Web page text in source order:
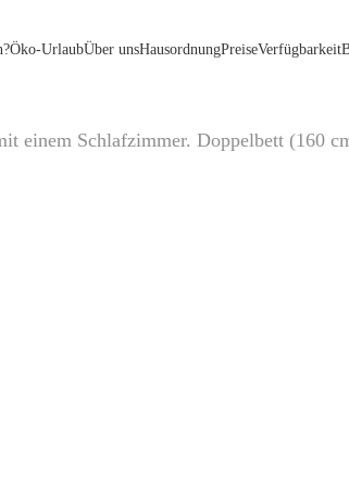
Öko-UrlaubÜber unsHausordnungPreiseVerfügbarkeit
einem Schlafzimmer. Doppelbett (160